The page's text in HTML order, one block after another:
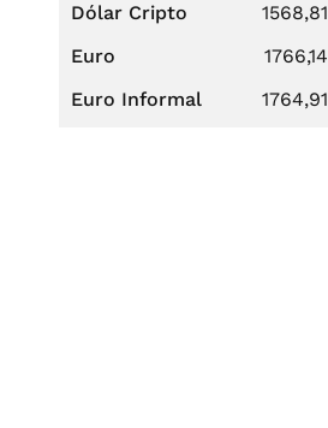
Dólar Cripto 1568,81
Euro
1766,14
Euro Informal
1764,91